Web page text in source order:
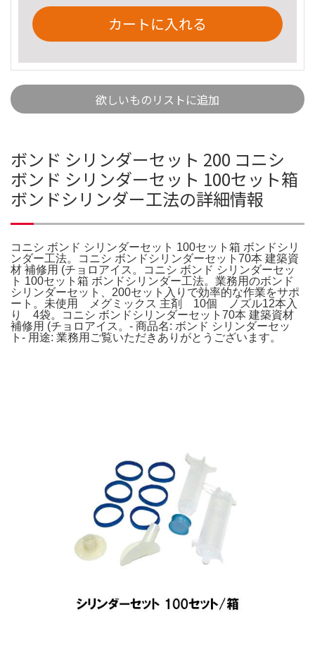
カートに入れる
欲しいものリストに追加
ボンド シリンダーセット 200 コニシ
ボンド シリンダーセット 100セット箱
ボンドシリンダー工法の詳細情報
コニシ ボンド シリンダーセット 100セット箱 ボンドシリ
ンダー工法。コニシ ボンドシリンダーセット70本 建築資
材 補修用 (チョロアイス。コニシ ボンド シリンダーセッ
ト 100セット箱 ボンドシリンダー工法。業務用のボンド
シリンダーセット、200セット入りで効率的な作業をサポ
ート。未使用 メグミックス 主剤 10個 ノズル12本入
り 4袋。コニシ ボンドシリンダーセット70本 建築資材
補修用 (チョロアイス。- 商品名: ボンド シリンダーセッ
ト- 用途: 業務用ご覧いただきありがとうございます。